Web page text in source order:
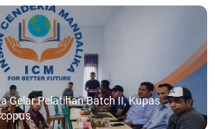
Gelar Pelatihan Batch II, Kupas